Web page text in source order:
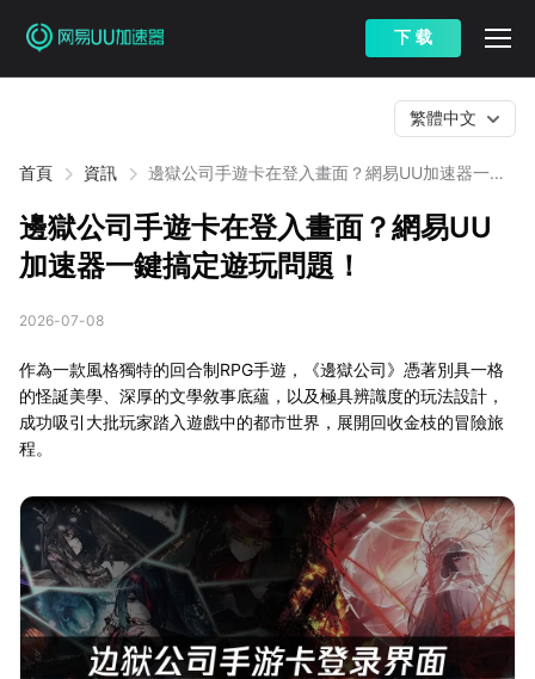
下 载
首頁 資訊
邊獄公司手遊卡在登入畫面？網易UU加速器一鍵
繁體中文
邊獄公司手遊卡在登入畫面？網易UU
加速器一鍵搞定遊玩問題！
2026-07-08
作為一款風格獨特的回合制RPG手遊，《邊獄公司》憑著別具一格
的怪誕美學、深厚的文學敘事底蘊，以及極具辨識度的玩法設計，
成功吸引大批玩家踏入遊戲中的都市世界，展開回收金枝的冒險旅
程。